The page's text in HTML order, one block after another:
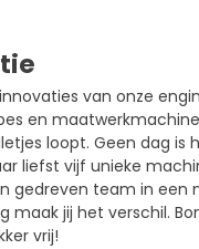
van onze
en
loopt. Geen dag is
liefst vijf unieke
gedreven team in een
maak jij het verschil.
vrij!